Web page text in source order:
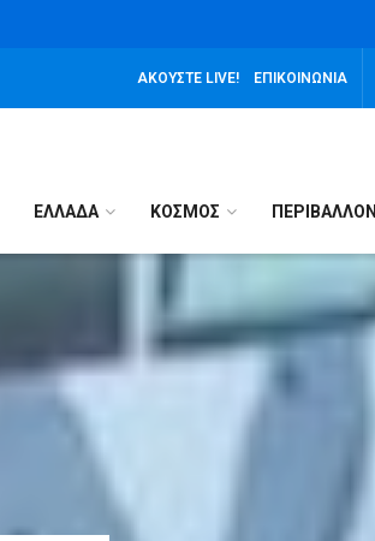
ΑΚΟΎΣΤΕ LIVE! ΕΠΙΚΟΙΝΩΝΊΑ
ΕΛΛΑΔΑ ΚΟΣΜΟΣ ΠΕΡΙΒΑΛΛΟΝ